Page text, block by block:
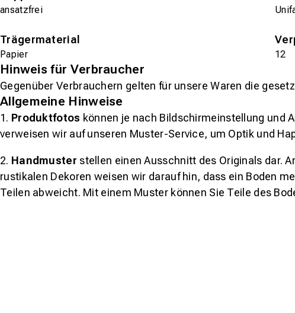
ansatzfrei
Trägermaterial
Papier 12
Hinweis für Verbraucher
Gegenüber Verbrauchern gelten für unsere Waren die
Allgemeine Hinweise
1. Produktfotos können je nach Bildschirmeinstellung und
verweisen wir auf unseren Muster-Service, um Optik und
2. Handmuster stellen einen Ausschnitt des Originals dar.
rustikalen Dekoren weisen wir darauf hin, dass ein Boden
Teilen abweicht. Mit einem Muster können Sie Teile des